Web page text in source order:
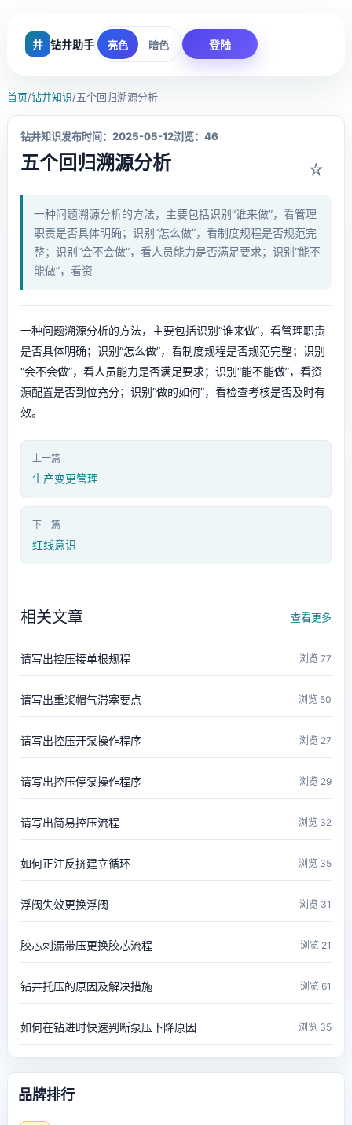
井 钻井助手 亮色 暗色 登陆
首页/钻井知识/五个回归溯源分析
钻井知识发布时间：2025-05-12浏览：46
五个回归溯源分析 ☆
一种问题溯源分析的方法，主要包括识别“谁来做”，看管理
职责是否具体明确；识别“怎么做”，看制度规程是否规范完
整；识别“会不会做”，看人员能力是否满足要求；识别“能不
能做”，看资
一种问题溯源分析的方法，主要包括识别“谁来做”，看管理职责
是否具体明确；识别“怎么做”，看制度规程是否规范完整；识别
“会不会做”，看人员能力是否满足要求；识别“能不能做”，看资
源配置是否到位充分；识别“做的如何”，看检查考核是否及时有
效。
上一篇
生产变更管理
下一篇
红线意识
相关文章 查看更多
请写出控压接单根规程 浏览 77
请写出重浆帽气滞塞要点 浏览 50
请写出控压开泵操作程序 浏览 27
请写出控压停泵操作程序 浏览 29
请写出简易控压流程 浏览 32
如何正注反挤建立循环 浏览 35
浮阀失效更换浮阀 浏览 31
胶芯刺漏带压更换胶芯流程 浏览 21
钻井托压的原因及解决措施 浏览 61
如何在钻进时快速判断泵压下降原因 浏览 35
品牌排行